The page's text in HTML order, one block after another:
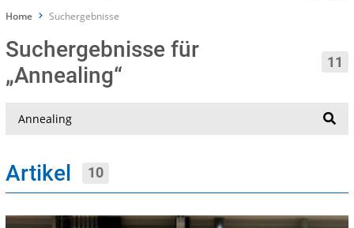
Home Suchergebnisse
Suchergebnisse für
„Annealing“
11
Artikel 10